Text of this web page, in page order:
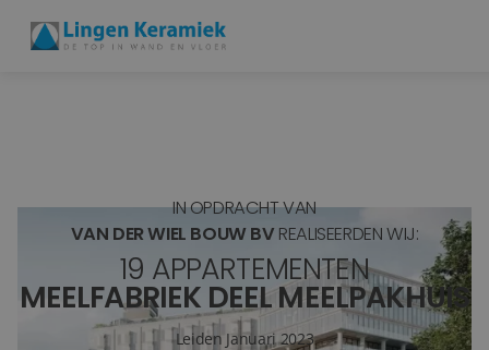
MEER PRODUCTEN
SHOWROOM BEZOEKEN
IN OPDRACHT VAN
VAN DER WIEL BOUW BV REALISEERDEN WIJ:
19 APPARTEMENTEN
MEELFABRIEK DEEL MEELPAKHUIS
Leiden Januari 2023